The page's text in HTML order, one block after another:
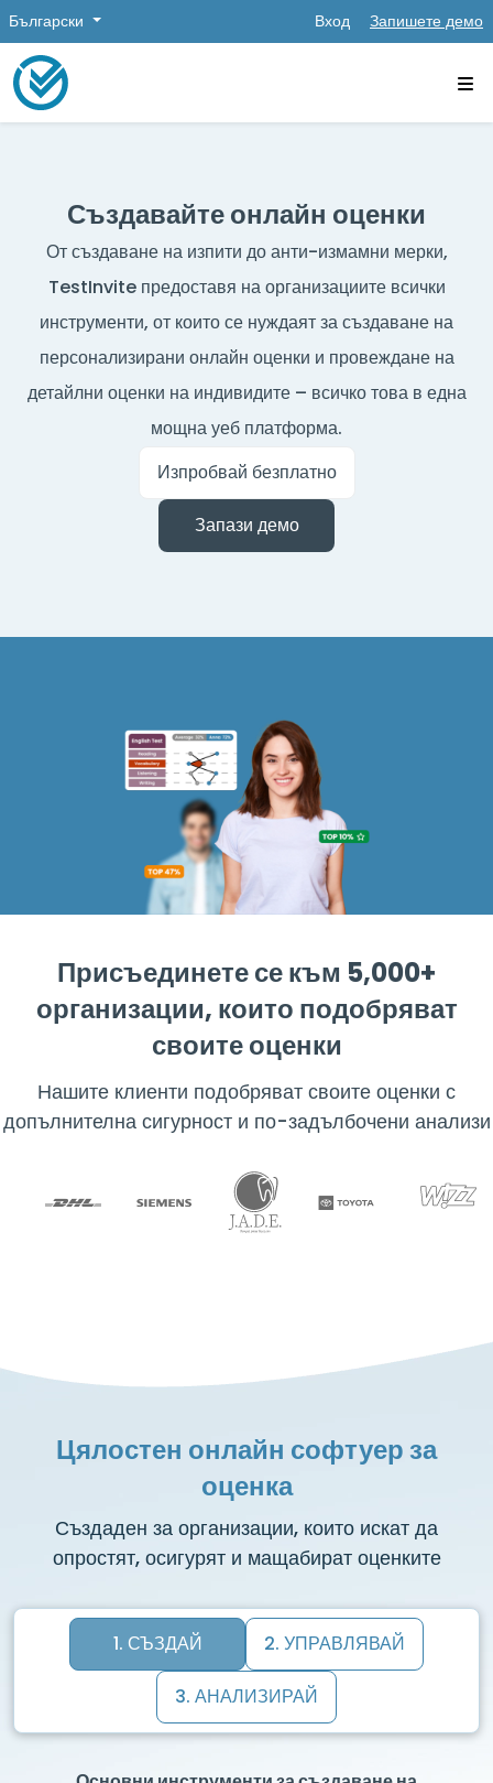
Български Вход Запишете демо
Създавайте онлайн оценки
От създаване на изпити до анти-измамни мерки,
TestInvite предоставя на организациите всички
инструменти, от които се нуждаят за създаване на
персонализирани онлайн оценки и провеждане на
детайлни оценки на индивидите – всичко това в една
мощна уеб платформа.
Изпробвай безплатно
Запази демо
Присъединете се към 5,000+
организации, които подобряват
своите оценки
Нашите клиенти подобряват своите оценки с
допълнителна сигурност и по-задълбочени анализи
Цялостен онлайн софтуер за
оценка
Създаден за организации, които искат да
опростят, осигурят и мащабират оценките
1. СЪЗДАЙ 2. УПРАВЛЯВАЙ
3. АНАЛИЗИРАЙ